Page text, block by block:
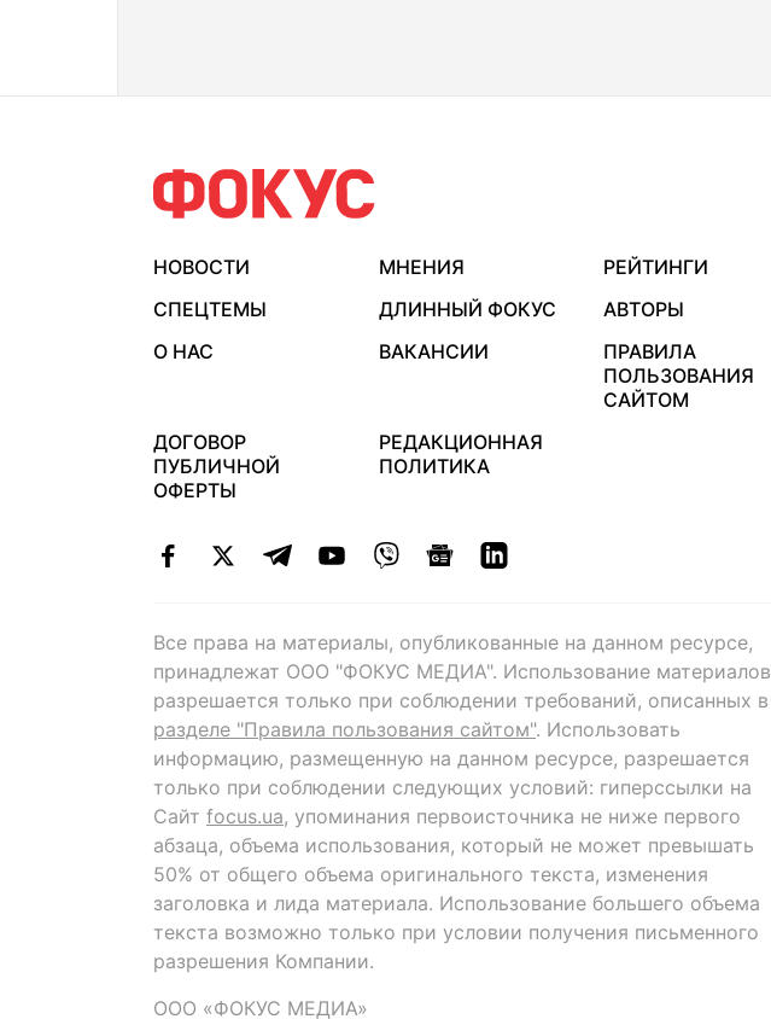
НОВОСТИ МНЕНИЯ
РЕЙТИНГИ
СПЕЦТЕМЫ
ДЛИННЫЙ ФОКУС
АВТОРЫ
О НАС
ВАКАНСИИ
ПРАВИЛА
ПОЛЬЗОВАНИЯ
САЙТОМ
ДОГОВОР
ПУБЛИЧНОЙ
ОФЕРТЫ
РЕДАКЦИОННАЯ
ПОЛИТИКА
Все права на материалы, опубликованные на данном ресурсе,
принадлежат ООО "ФОКУС МЕДИА". Использование материалов
разрешается только при соблюдении требований, описанных в
разделе "Правила пользования сайтом". Использовать
информацию, размещенную на данном ресурсе, разрешается
только при соблюдении следующих условий: гиперссылки на
Сайт focus.ua, упоминания первоисточника не ниже первого
абзаца, объема использования, который не может превышать
50% от общего объема оригинального текста, изменения
заголовка и лида материала. Использование большего объема
текста возможно только при условии получения письменного
разрешения Компании.
ООО «ФОКУС МЕДИА»